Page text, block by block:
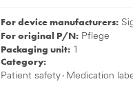
For device manufacturers:
For original P/N: Pflege
Packaging unit: 1
Category:
Patient safety , Medication